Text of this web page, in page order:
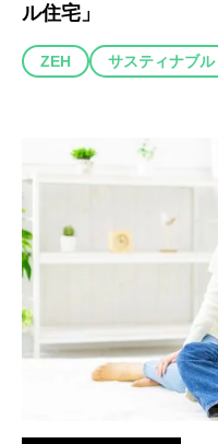
ル住宅」
ZEH サスティナブル